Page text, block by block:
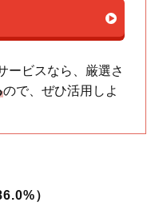
ービスなら、厳選さ
ので、ぜひ活用しよ
）